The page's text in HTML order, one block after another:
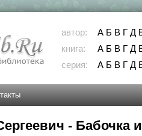
автор: А Б В Г Д
книга:
А Б В Г Д
серия:
А Б В Г Д
- Бабочка